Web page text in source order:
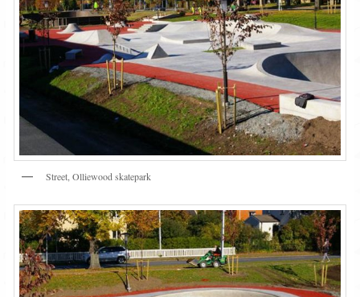
Street, Olliewood skatepark